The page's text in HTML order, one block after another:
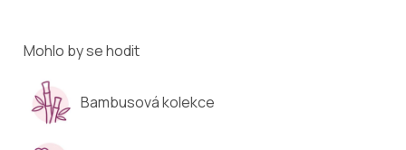
Mohlo by se hodit
Bambusová kolekce